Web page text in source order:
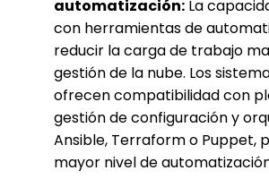
automatización: La
con herramientas de
reducir la carga de trabajo
gestión de la nube. Los
ofrecen compatibilidad con
gestión de configuración y
Ansible, Terraform o Puppet,
mayor nivel de